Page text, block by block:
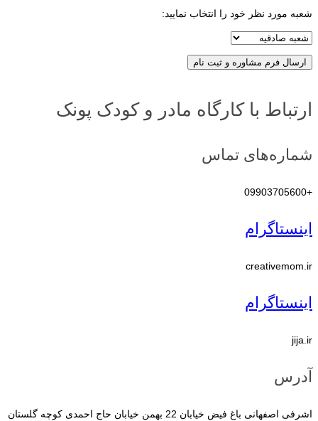
شعبه مورد نظر خود را انتخاب نمایید:
ارسال فرم مشاوره و ثبت نام
ارتباط با کارگاه مادر و کودک پونک
شماره‌های تماس
+09903705600
اینستاگرام
creativemom.ir
اینستاگرام
jija.ir
آدرس
اشرفی اصفهانی باغ فیض خیابان 22 بهمن خیابان حاج احمدی کوچه گلستان